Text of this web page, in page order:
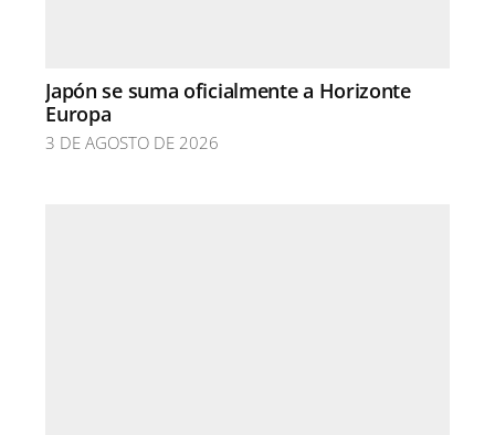
Japón se suma oficialmente a Horizonte
Europa
3 DE AGOSTO DE 2026